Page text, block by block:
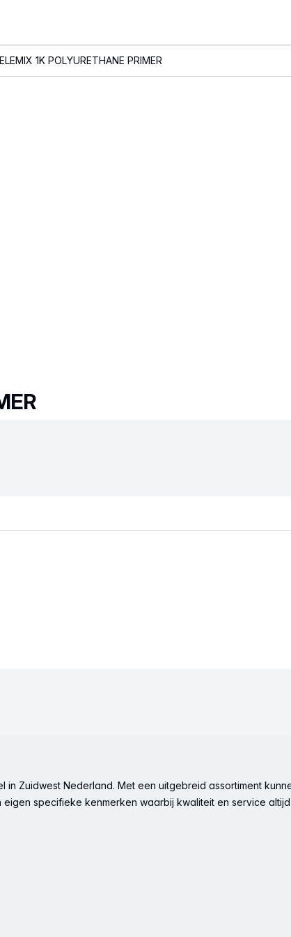
1K POLYURETHANE PRIMER
Zuidwest Nederland. Met een uitgebreid assortiment
specifieke kenmerken waarbij kwaliteit en service